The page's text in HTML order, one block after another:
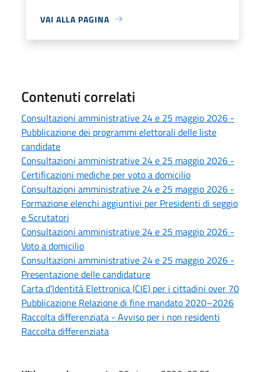
VAI ALLA PAGINA
Contenuti correlati
Consultazioni amministrative 24 e 25 maggio 2026 -
Pubblicazione dei programmi elettorali delle liste
candidate
Consultazioni amministrative 24 e 25 maggio 2026 -
Certificazioni mediche per voto a domicilio
Consultazioni amministrative 24 e 25 maggio 2026 -
Formazione elenchi aggiuntivi per Presidenti di seggio
e Scrutatori
Consultazioni amministrative 24 e 25 maggio 2026 -
Voto a domicilio
Consultazioni amministrative 24 e 25 maggio 2026 -
Presentazione delle candidature
Carta d’Identità Elettronica (CIE) per i cittadini over 70
Pubblicazione Relazione di fine mandato 2020–2026
Raccolta differenziata - Avviso per i non residenti
Raccolta differenziata